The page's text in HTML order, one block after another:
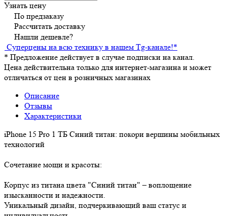
Узнать цену
По предзаказу
Рассчитать доставку
Нашли дешевле?
Суперцены на всю технику в нашем Tg-канале!*
* Предложение действует в случае подписки на канал.
Цена действительна только для интернет-магазина и может
отличаться от цен в розничных магазинах
Описание
Отзывы
Характеристики
iPhone 15 Pro 1 ТБ Синий титан: покори вершины мобильных
технологий
Сочетание мощи и красоты:
Корпус из титана цвета "Синий титан" – воплощение
изысканности и надежности.
Уникальный дизайн, подчеркивающий ваш статус и